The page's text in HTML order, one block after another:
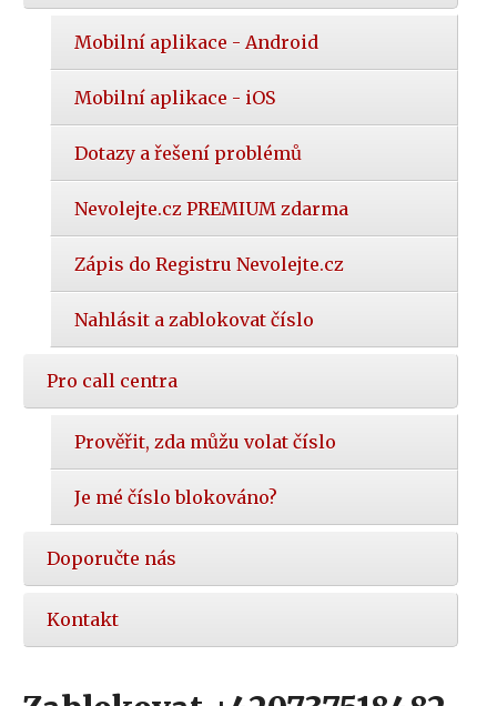
Mobilní aplikace - Android
Mobilní aplikace - iOS
Dotazy a řešení problémů
Nevolejte.cz PREMIUM zdarma
Zápis do Registru Nevolejte.cz
Nahlásit a zablokovat číslo
Pro call centra
Prověřit, zda můžu volat číslo
Je mé číslo blokováno?
Doporučte nás
Kontakt